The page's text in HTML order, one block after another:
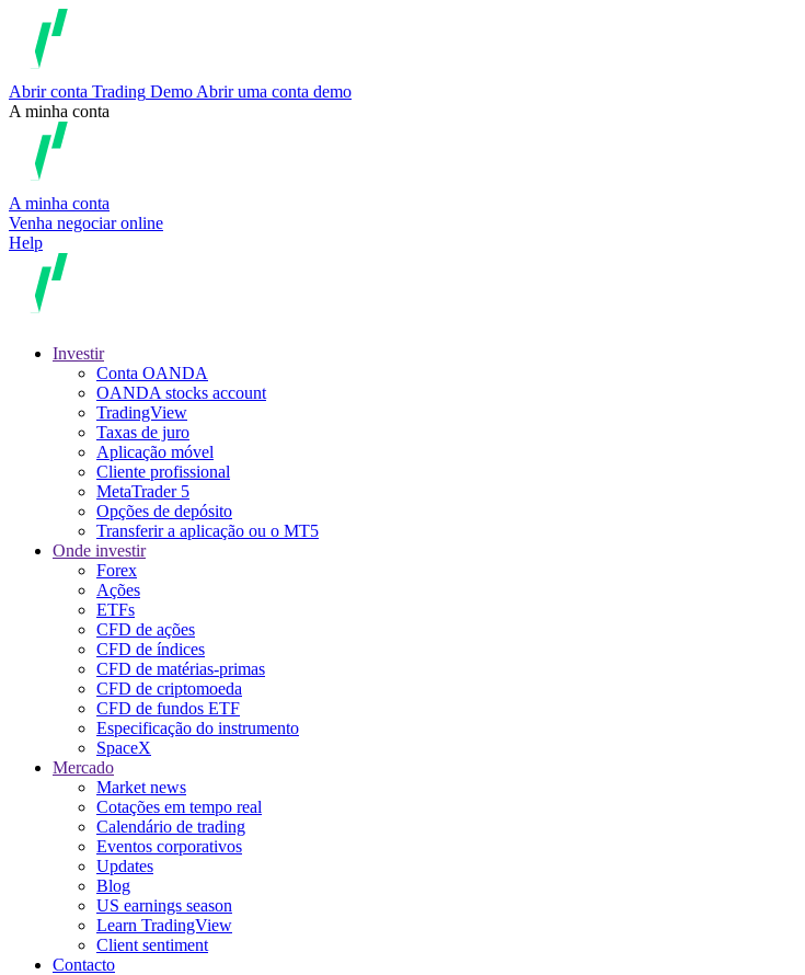
Abrir conta Trading Demo Abrir uma conta demo
A minha conta
A minha conta
Venha negociar online
Help
Investir
Conta OANDA
OANDA stocks account
TradingView
Taxas de juro
Aplicação móvel
Cliente profissional
MetaTrader 5
Opções de depósito
Transferir a aplicação ou o MT5
Onde investir
Forex
Ações
ETFs
CFD de ações
CFD de índices
CFD de matérias-primas
CFD de criptomoeda
CFD de fundos ETF
Especificação do instrumento
SpaceX
Mercado
Market news
Cotações em tempo real
Calendário de trading
Eventos corporativos
Updates
Blog
US earnings season
Learn TradingView
Client sentiment
Contacto